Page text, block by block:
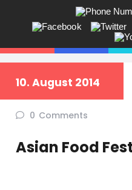
ANDY
EVENTS,
Får du ikke sagt tingene på den
i butikken?
10. August 2014
0 Comments
Asian Food